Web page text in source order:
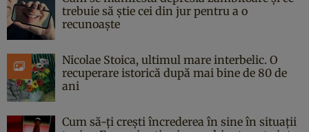
trebuie să știe cei din jur pentru a o
recunoaște
Nicolae Stoica, ultimul mare interbelic. O
recuperare istorică după mai bine de 80 de
ani
Cum să-ți crești încrederea în sine în situații